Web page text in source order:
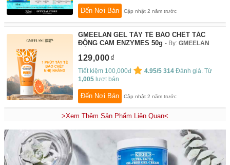
Đến Nơi Bán Cập nhật 2 năm trước
GMEELAN GEL TẨY TẾ BÀO CHẾT TÁC
ĐỘNG CAM ENZYMES 50g
By:GMEELAN
129,000
Tiết kiệm 100,000đ 4.95/5 314 Đánh giá. Từ
1,005 lượt bán
Đến Nơi Bán Cập nhật 2 năm trước
>Xem Thêm Sản Phẩm Liên Quan<